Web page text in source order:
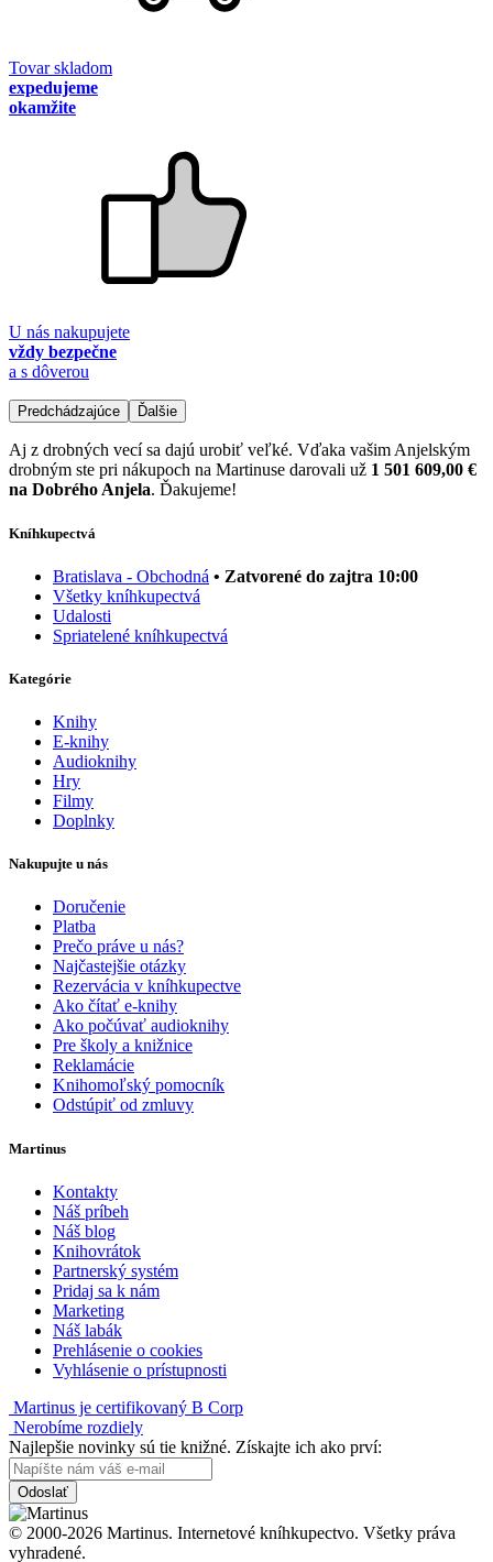
Tovar skladom
expedujeme
okamžite
U nás nakupujete
vždy bezpečne
a s dôverou
Predchádzajúce Ďalšie
Aj z drobných vecí sa dajú urobiť veľké. Vďaka vašim Anjelským
drobným ste pri nákupoch na Martinuse darovali už 1 501 609,00 €
na Dobrého Anjela. Ďakujeme!
Kníhkupectvá
Bratislava - Obchodná • Zatvorené do zajtra 10:00
Všetky kníhkupectvá
Udalosti
Spriatelené kníhkupectvá
Kategórie
Knihy
E-knihy
Audioknihy
Hry
Filmy
Doplnky
Nakupujte u nás
Doručenie
Platba
Prečo práve u nás?
Najčastejšie otázky
Rezervácia v kníhkupectve
Ako čítať e-knihy
Ako počúvať audioknihy
Pre školy a knižnice
Reklamácie
Knihomoľský pomocník
Odstúpiť od zmluvy
Martinus
Kontakty
Náš príbeh
Náš blog
Knihovrátok
Partnerský systém
Pridaj sa k nám
Marketing
Náš labák
Prehlásenie o cookies
Vyhlásenie o prístupnosti
Martinus je certifikovaný B Corp
Nerobíme rozdiely
Najlepšie novinky sú tie knižné. Získajte ich ako prví:
Odoslať
© 2000-2026 Martinus. Internetové kníhkupectvo. Všetky práva
vyhradené.